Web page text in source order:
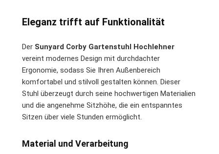
Eleganz trifft auf Funktionalität
Der Sunyard Corby Gartenstuhl Hochlehner
vereint modernes Design mit durchdachter
Ergonomie, sodass Sie Ihren Außenbereich
komfortabel und stilvoll gestalten können. Dieser
Stuhl überzeugt durch seine hochwertigen Materialien
und die angenehme Sitzhöhe, die ein entspanntes
Sitzen über viele Stunden ermöglicht.
Material und Verarbeitung